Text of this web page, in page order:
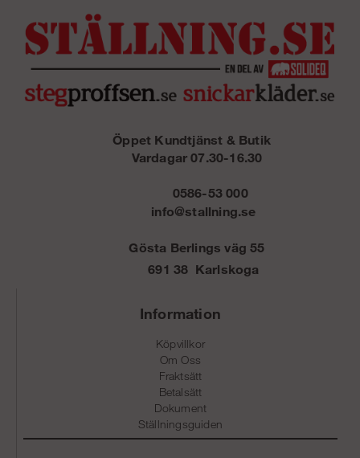
Öppet Kundtjänst & Butik
Vardagar 07.30-16.30
0586-53 000
info@stallning.se
Gösta Berlings väg 55
691 38 Karlskoga
Information
Köpvillkor
Om Oss
Fraktsätt
Betalsätt
Dokument
Ställningsguiden